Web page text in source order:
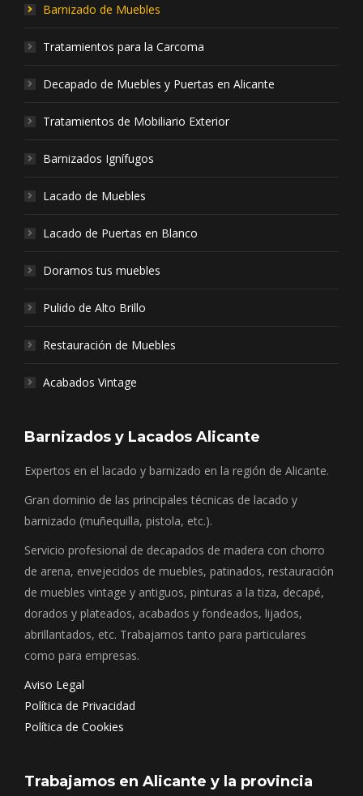
Barnizado de Muebles
Tratamientos para la Carcoma
Decapado de Muebles y Puertas en Alicante
Tratamientos de Mobiliario Exterior
Barnizados Ignífugos
Lacado de Muebles
Lacado de Puertas en Blanco
Doramos tus muebles
Pulido de Alto Brillo
Restauración de Muebles
Acabados Vintage
Barnizados y Lacados Alicante
Expertos en el lacado y barnizado en la región de Alicante.
Gran dominio de las principales técnicas de lacado y
barnizado (muñequilla, pistola, etc.).
Servicio profesional de decapados de madera con chorro
de arena, envejecidos de muebles, patinados, restauración
de muebles vintage y antiguos, pinturas a la tiza, decapé,
dorados y plateados, acabados y fondeados, lijados,
abrillantados, etc. Trabajamos tanto para particulares
como para empresas.
Aviso Legal
Política de Privacidad
Política de Cookies
Trabajamos en Alicante y la provincia